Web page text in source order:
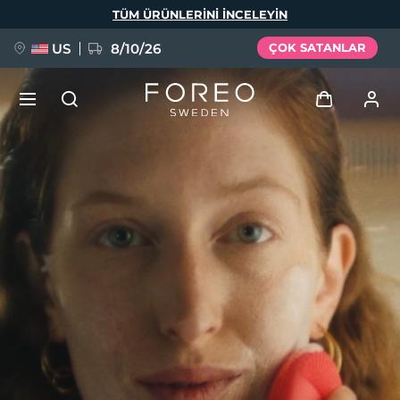
TÜM ÜRÜNLERINI INCELEYIN
US 8/10/26 ÇOK SATANLAR
Giriş
Kullanici profi̇li̇
Cihazlarım
Siparişlerim
Adresim
Aboneliklerim
FAQ™ Pure Beauty-Tech Elixir
BREAKING NEWS
issa™ Teeth Whitening Set
Dil Seçimi
English
Español
Français
Português
Polski
Русский
Türkçe
简体中文 繁體中文